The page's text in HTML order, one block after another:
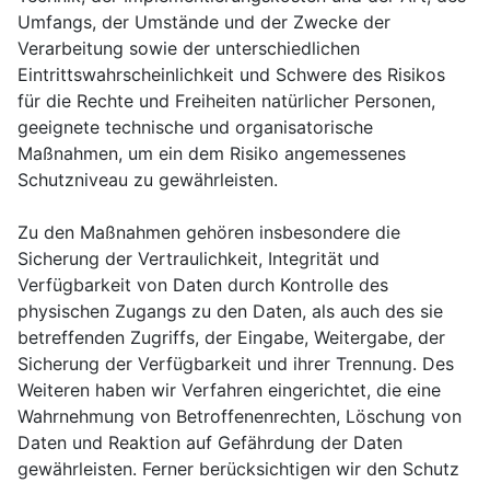
Umfangs, der Umstände und der Zwecke der
Verarbeitung sowie der unterschiedlichen
Eintrittswahrscheinlichkeit und Schwere des Risikos
für die Rechte und Freiheiten natürlicher Personen,
geeignete technische und organisatorische
Maßnahmen, um ein dem Risiko angemessenes
Schutzniveau zu gewährleisten.
Zu den Maßnahmen gehören insbesondere die
Sicherung der Vertraulichkeit, Integrität und
Verfügbarkeit von Daten durch Kontrolle des
physischen Zugangs zu den Daten, als auch des sie
betreffenden Zugriffs, der Eingabe, Weitergabe, der
Sicherung der Verfügbarkeit und ihrer Trennung. Des
Weiteren haben wir Verfahren eingerichtet, die eine
Wahrnehmung von Betroffenenrechten, Löschung von
Daten und Reaktion auf Gefährdung der Daten
gewährleisten. Ferner berücksichtigen wir den Schutz